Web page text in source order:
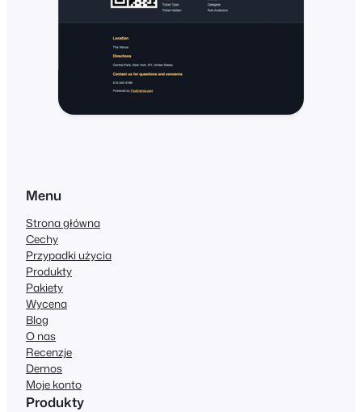
Menu
Strona główna
Cechy
Przypadki użycia
Produkty
Pakiety
Wycena
Blog
O nas
Recenzje
Demos
Moje konto
Produkty